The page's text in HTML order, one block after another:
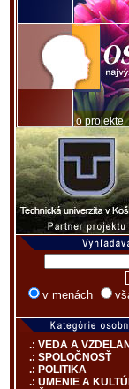
o projekte
v menách
.: VEDA A
.: SPOLOČNOSŤ
.: POLITIKA
.: UMENIE A